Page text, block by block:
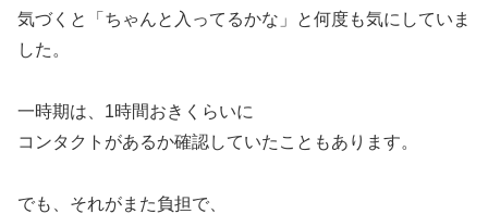
気づくと「ちゃんと入ってるかな」と何度も気にしていま
した。
一時期は、1時間おきくらいに
コンタクトがあるか確認していたこともあります。
でも、それがまた負担で、